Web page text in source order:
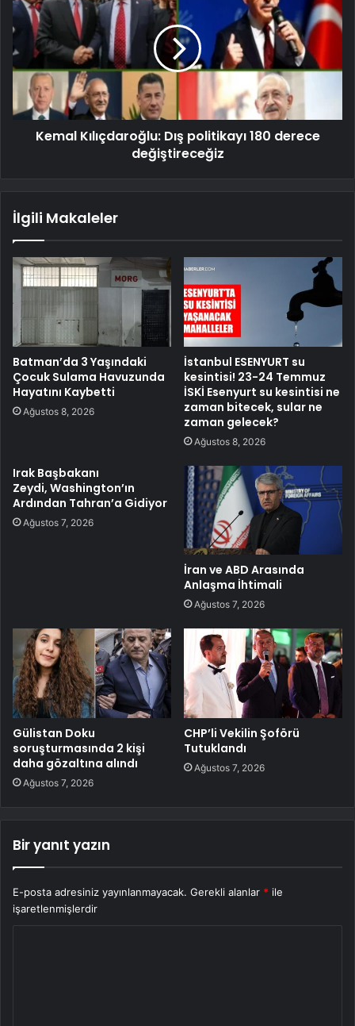
Kemal Kılıçdaroğlu: Dış politikayı 180 derece
değiştireceğiz
İlgili Makaleler
Batman’da 3 Yaşındaki
Çocuk Sulama Havuzunda
Hayatını Kaybetti
Ağustos 8, 2026
İstanbul ESENYURT su
kesintisi! 23-24 Temmuz
İSKİ Esenyurt su kesintisi ne
zaman bitecek, sular ne
zaman gelecek?
Ağustos 8, 2026
Irak Başbakanı
Zeydi, Washington’ın
Ardından Tahran’a Gidiyor
Ağustos 7, 2026
İran ve ABD Arasında
Anlaşma İhtimali
Ağustos 7, 2026
Gülistan Doku
soruşturmasında 2 kişi
daha gözaltına alındı
Ağustos 7, 2026
CHP’li Vekilin Şoförü
Tutuklandı
Ağustos 7, 2026
Bir yanıt yazın
E-posta adresiniz yayınlanmayacak. Gerekli alanlar * ile
işaretlenmişlerdir